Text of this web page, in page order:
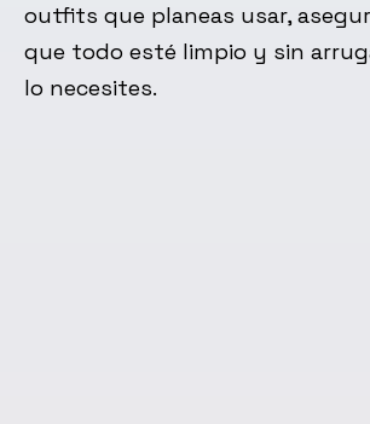
outfits que planeas usar,
que todo esté limpio y sin
lo necesites.